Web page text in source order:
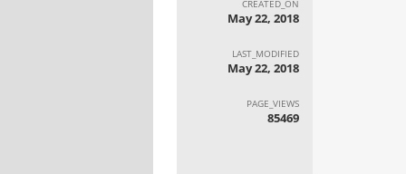
CREATED_ON
May 22, 2018
LAST_MODIFIED
May 22, 2018
PAGE_VIEWS
85469